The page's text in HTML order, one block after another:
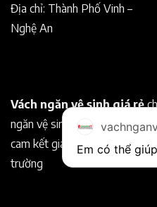
Địa chỉ: Thành Phố Vinh –
Nghệ An
Vách ngăn vệ sinh giá rẻ
ngăn vệ sinh Compact chất
cam kết giá rẻ hơn so với các
trường